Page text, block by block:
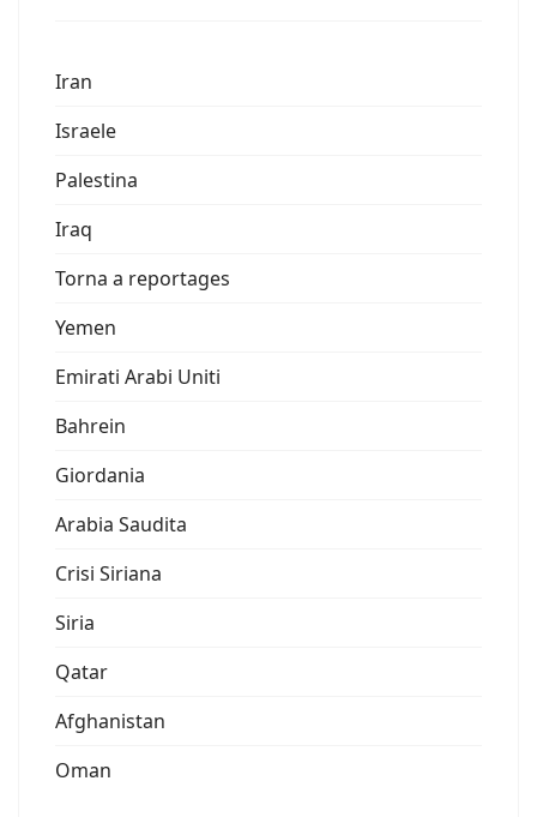
Iran
Israele
Palestina
Iraq
Torna a reportages
Yemen
Emirati Arabi Uniti
Bahrein
Giordania
Arabia Saudita
Crisi Siriana
Siria
Qatar
Afghanistan
Oman